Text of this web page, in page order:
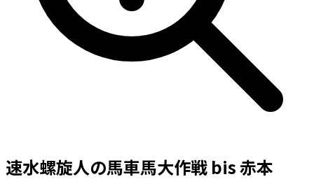
速水螺旋人の馬車馬大作戦 bis 赤本